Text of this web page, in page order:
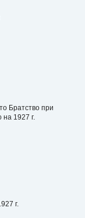
Братство при
1927 г.
г.